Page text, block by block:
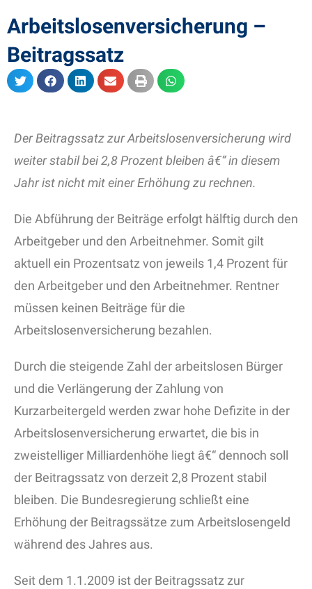
Arbeitslosenversicherung –
Beitragssatz
Der Beitragssatz zur Arbeitslosenversicherung wird
weiter stabil bei 2,8 Prozent bleiben â€“ in diesem
Jahr ist nicht mit einer Erhöhung zu rechnen.
Die Abführung der Beiträge erfolgt hälftig durch den
Arbeitgeber und den Arbeitnehmer. Somit gilt
aktuell ein Prozentsatz von jeweils 1,4 Prozent für
den Arbeitgeber und den Arbeitnehmer. Rentner
müssen keinen Beiträge für die
Arbeitslosenversicherung bezahlen.
Durch die steigende Zahl der arbeitslosen Bürger
und die Verlängerung der Zahlung von
Kurzarbeitergeld werden zwar hohe Defizite in der
Arbeitslosenversicherung erwartet, die bis in
zweistelliger Milliardenhöhe liegt â€“ dennoch soll
der Beitragssatz von derzeit 2,8 Prozent stabil
bleiben. Die Bundesregierung schließt eine
Erhöhung der Beitragssätze zum Arbeitslosengeld
während des Jahres aus.
Seit dem 1.1.2009 ist der Beitragssatz zur